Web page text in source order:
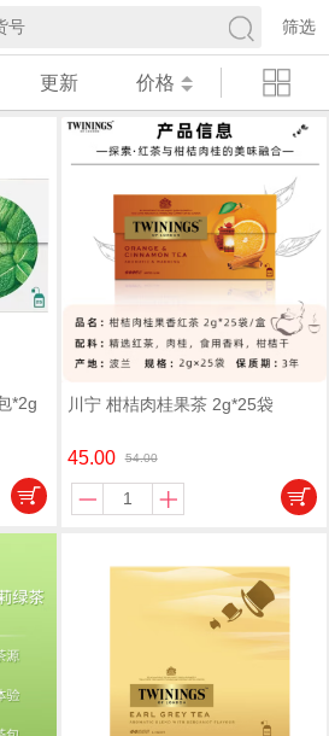
筛选
更新 价格
*2g 川宁 柑桔肉桂果茶 2g*25袋
45.00 54.00